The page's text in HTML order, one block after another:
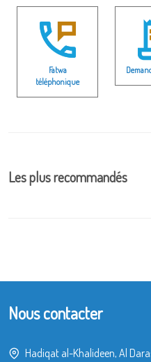
Fatwa
téléphonique
Les plus recommandés
Nous contacter
Hadiqat al-Khalideen, Al